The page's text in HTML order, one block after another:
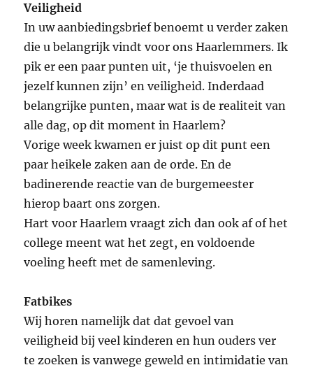
Veiligheid
In uw aanbiedingsbrief benoemt u verder zaken
die u belangrijk vindt voor ons Haarlemmers. Ik
pik er een paar punten uit, ‘je thuisvoelen en
jezelf kunnen zijn’ en veiligheid. Inderdaad
belangrijke punten, maar wat is de realiteit van
alle dag, op dit moment in Haarlem?
Vorige week kwamen er juist op dit punt een
paar heikele zaken aan de orde. En de
badinerende reactie van de burgemeester
hierop baart ons zorgen.
Hart voor Haarlem vraagt zich dan ook af of het
college meent wat het zegt, en voldoende
voeling heeft met de samenleving.
Fatbikes
Wij horen namelijk dat dat gevoel van
veiligheid bij veel kinderen en hun ouders ver
te zoeken is vanwege geweld en intimidatie van